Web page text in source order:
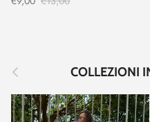
Indietro COLLEZIONI